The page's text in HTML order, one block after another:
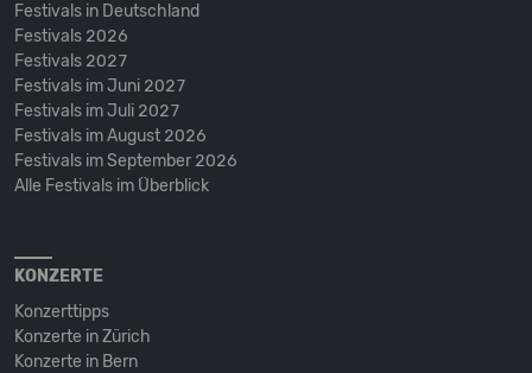
Festivals in Deutschland
Festivals 2026
Festivals 2027
Festivals im Juni 2027
Festivals im Juli 2027
Festivals im August 2026
Festivals im September 2026
Alle Festivals im Überblick
KONZERTE
Konzerttipps
Konzerte in Zürich
Konzerte in Bern